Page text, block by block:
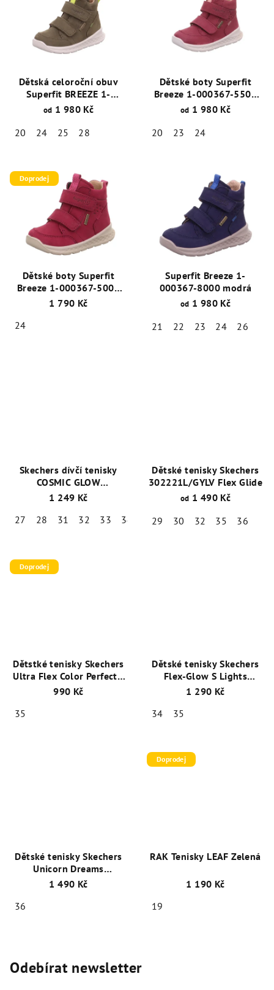
Dětská celoroční obuv
Superfit BREEZE 1-
000367-7000 s GORE-
od 1 980 Kč
20
24 25 28
Dětské boty Superfit
Breeze 1-000367-5500
Pink-Orange GORE-TEX®
od 1 980 Kč
20
23 24
Doprodej
Dětské boty Superfit
Breeze 1-000367-5000
Fialová-Růžová GORE-
1 790 Kč
24
Superfit Breeze 1-
000367-8000 modrá
od 1 980 Kč
21
22 23 24 26
Skechers dívčí tenisky
COSMIC GLOW
303712L/SMLT blikačky
1 249 Kč
27
28 31 32 33 34 35 36
Dětské tenisky Skechers
302221L/GYLV Flex Glide
od 1 490 Kč
29
30 32 35 36
Doprodej
Dětstké tenisky Skechers
Ultra Flex Color Perfect -
Koral multi trim
990 Kč
35
Dětské tenisky Skechers
Flex-Glow S Lights
90542L/CCOR šedá
1 290 Kč
34
35
Dětské tenisky Skechers
Unicorn Dreams
302311L/PRMT Svítící
1 490 Kč
36
Doprodej
RAK Tenisky LEAF Zelená
1 190 Kč
19
Odebírat newsletter